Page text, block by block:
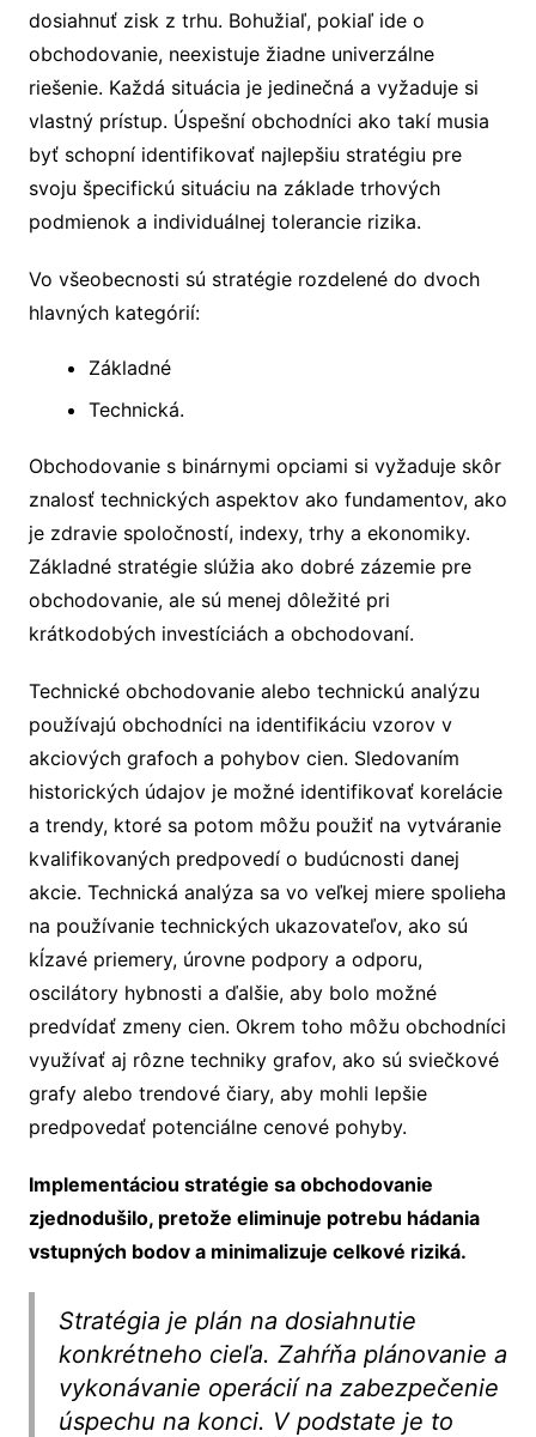
dosiahnuť zisk z trhu. Bohužiaľ, pokiaľ ide o
obchodovanie, neexistuje žiadne univerzálne
riešenie. Každá situácia je jedinečná a vyžaduje si
vlastný prístup. Úspešní obchodníci ako takí musia
byť schopní identifikovať najlepšiu stratégiu pre
svoju špecifickú situáciu na základe trhových
podmienok a individuálnej tolerancie rizika.
Vo všeobecnosti sú stratégie rozdelené do dvoch
hlavných kategórií:
Základné
Technická.
Obchodovanie s binárnymi opciami si vyžaduje skôr
znalosť technických aspektov ako fundamentov, ako
je zdravie spoločností, indexy, trhy a ekonomiky.
Základné stratégie slúžia ako dobré zázemie pre
obchodovanie, ale sú menej dôležité pri
krátkodobých investíciách a obchodovaní.
Technické obchodovanie alebo technickú analýzu
používajú obchodníci na identifikáciu vzorov v
akciových grafoch a pohybov cien. Sledovaním
historických údajov je možné identifikovať korelácie
a trendy, ktoré sa potom môžu použiť na vytváranie
kvalifikovaných predpovedí o budúcnosti danej
akcie. Technická analýza sa vo veľkej miere spolieha
na používanie technických ukazovateľov, ako sú
kĺzavé priemery, úrovne podpory a odporu,
oscilátory hybnosti a ďalšie, aby bolo možné
predvídať zmeny cien. Okrem toho môžu obchodníci
využívať aj rôzne techniky grafov, ako sú sviečkové
grafy alebo trendové čiary, aby mohli lepšie
predpovedať potenciálne cenové pohyby.
Implementáciou stratégie sa obchodovanie
zjednodušilo, pretože eliminuje potrebu hádania
vstupných bodov a minimalizuje celkové riziká.
Stratégia je plán na dosiahnutie
konkrétneho cieľa. Zahŕňa plánovanie a
vykonávanie operácií na zabezpečenie
úspechu na konci. V podstate je to